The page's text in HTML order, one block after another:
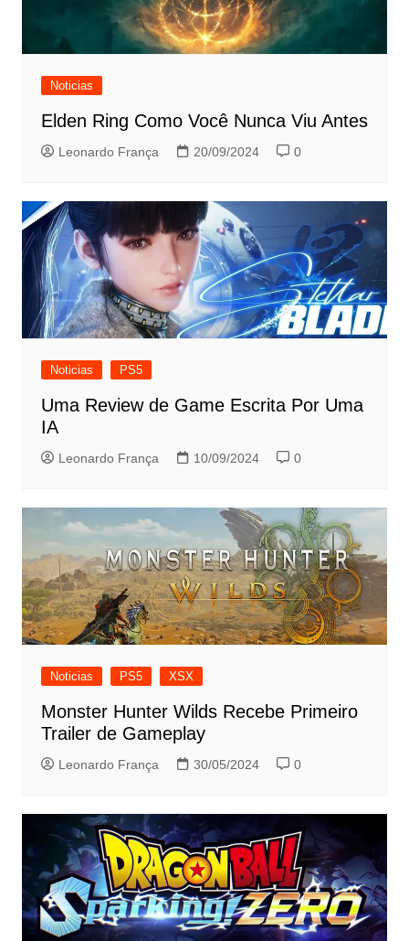
Noticias
Elden Ring Como Você Nunca Viu Antes
Leonardo França 20/09/2024 0
Noticias PS5
Uma Review de Game Escrita Por Uma
IA
Leonardo França 10/09/2024 0
Noticias PS5 XSX
Monster Hunter Wilds Recebe Primeiro
Trailer de Gameplay
Leonardo França 30/05/2024 0